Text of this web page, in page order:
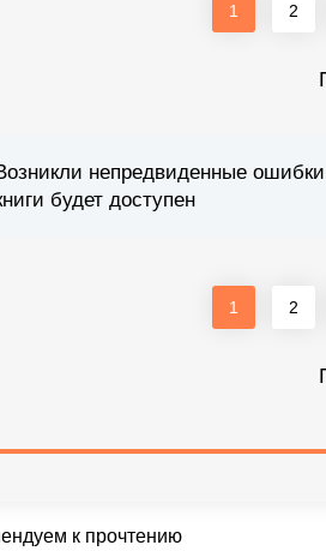
1 2
непредвиденные
будет доступен
1 2
к прочтению